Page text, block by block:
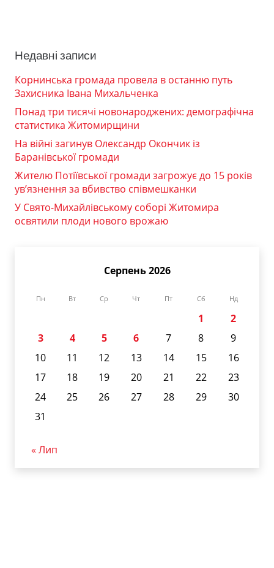
Недавні записи
Корнинська громада провела в останню путь
Захисника Івана Михальченка
Понад три тисячі новонароджених: демографічна
статистика Житомирщини
На війні загинув Олександр Окончик із
Баранівської громади
Жителю Потіївської громади загрожує до 15 років
ув’язнення за вбивство співмешканки
У Свято-Михайлівському соборі Житомира
освятили плоди нового врожаю
Серпень 2026
Пн Вт Ср Чт Пт Сб Нд
1
2
3
4 5 6 7 8
9
10
11 12 13 14 15
16
17
18 19 20 21 22
23
24
25 26 27 28 29
30
31
« Лип